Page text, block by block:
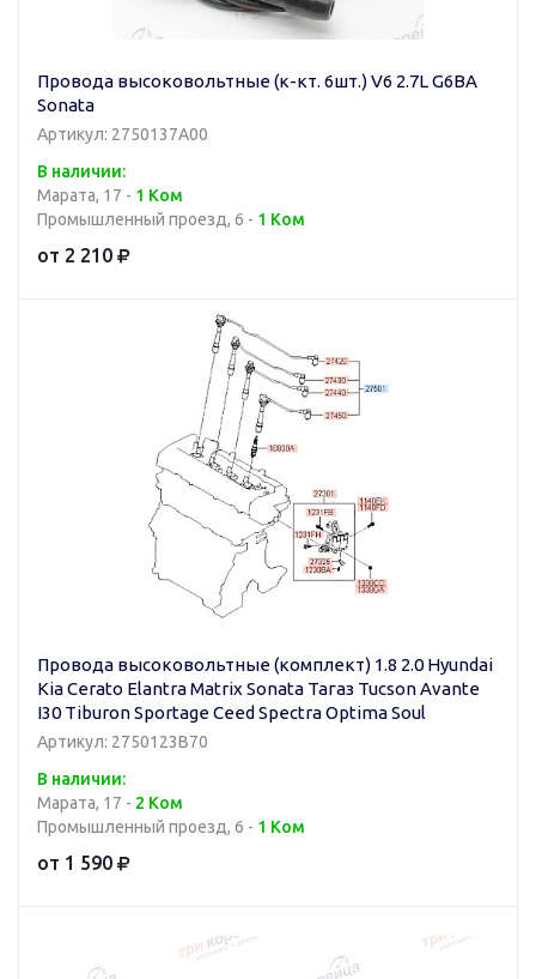
Провода высоковольтные (к-кт. 6шт.) V6 2.7L G6BA
Sonata
Артикул: 2750137A00
В наличии:
Марата, 17 - 1 Ком
Промышленный проезд, 6 - 1 Ком
от 2 210
Провода высоковольтные (комплект) 1.8 2.0 Hyundai
Kia Cerato Elantra Matrix Sonata Тагаз Tucson Avante
I30 Tiburon Sportage Ceed Spectra Optima Soul
Артикул: 2750123B70
В наличии:
Марата, 17 - 2 Ком
Промышленный проезд, 6 - 1 Ком
от 1 590